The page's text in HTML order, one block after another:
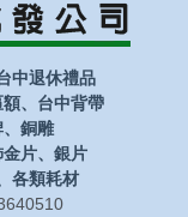
中退休禮品
、台中背帶
銅雕
片、銀片
各類耗材